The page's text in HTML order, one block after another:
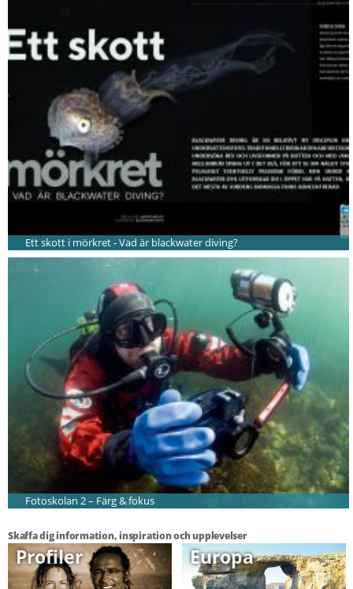
Ett skott i mörkret - Vad är blackwater diving?
Fotoskolan 2 – Färg & fokus
Skaffa dig information, inspiration och upplevelser
Profiler Europa